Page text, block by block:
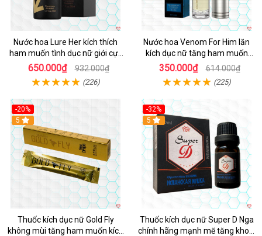
Nước hoa Lure Her kích thích
ham muốn tình dục nữ giới cực
mạnh không mùi
650.000₫ 932.000₫
(226)
Nước hoa Venom For Him lăn
kích dục nữ tăng ham muốn
nhanh
350.000₫ 614.000₫
(225)
-20%
5
Thuốc kích dục nữ Gold Fly
không mùi tăng ham muốn kích
-32%
5
Thuốc kích dục nữ Super D Nga
chính hãng mạnh mẽ tăng khoái